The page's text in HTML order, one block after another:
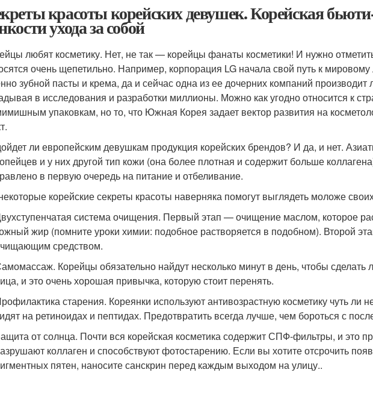
красоты корейских девушек. Корейская
ухода за собой
любят косметику. Нет, не так — корейцы фанаты косметики! И нужно
очень щепетильно. Например, корпорация LG начала свой путь к мировому
зубной пасты и крема, да и сейчас одна из ее дочерних компаний производит
в исследования и разработки миллионы. Можно как угодно относится к
упаковкам, но то, что Южная Корея задает вектор развития на
ли европейским девушкам продукция корейских брендов? И да, и нет.
и у них другой тип кожи (она более плотная и содержит больше
в первую очередь на питание и отбеливание.
корейские секреты красоты наверняка помогут выглядеть моложе
система очищения. Первый этап — очищение маслом, которое
жир (помните уроки химии: подобное растворяется в подобном). Второй
средством.
Корейцы обязательно найдут несколько минут в день, чтобы
и это очень хорошая привычка, которую стоит перенять.
старения. Кореянки используют антивозрастную косметику чуть ли
на ретиноидах и пептидах. Предотвратить всегда лучше, чем бороться с
от солнца. Почти вся корейская косметика содержит СПФ-фильтры, и это
коллаген и способствуют фотостарению. Если вы хотите отсрочить
пятен, наносите санскрин перед каждым выходом на улицу..